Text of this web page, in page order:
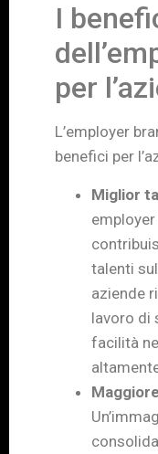
I
per
L’employer
benefici per
Miglior
talenti
aziende
lavoro di
facilità